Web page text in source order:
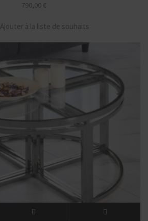
790,00 €
Ajouter à la liste de souhaits